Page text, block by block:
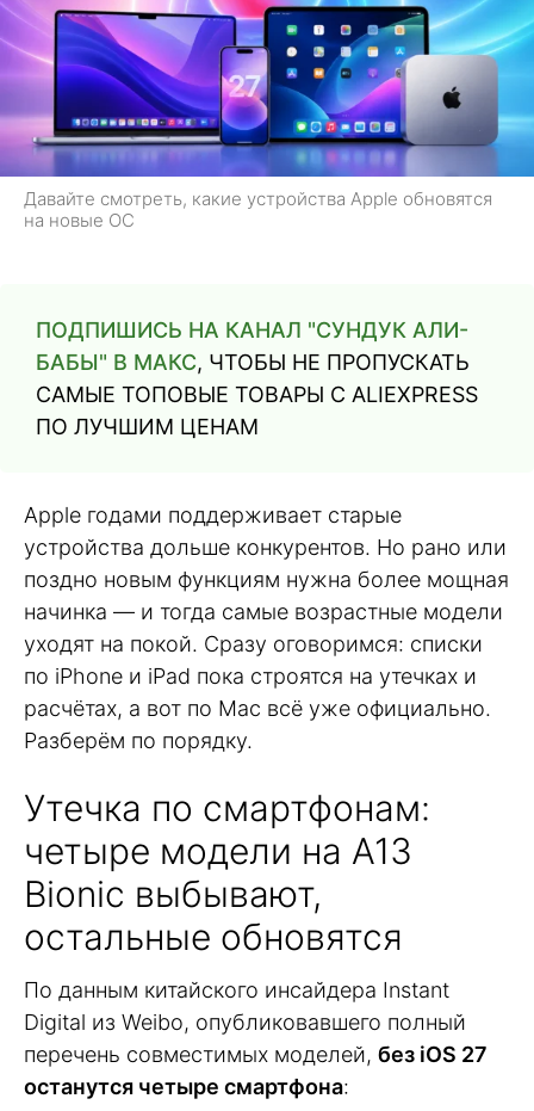
Давайте смотреть, какие устройства Apple обновятся
на новые ОС
ПОДПИШИСЬ НА КАНАЛ "СУНДУК АЛИ-
БАБЫ" В МАКС, ЧТОБЫ НЕ ПРОПУСКАТЬ
САМЫЕ ТОПОВЫЕ ТОВАРЫ С ALIEXPRESS
ПО ЛУЧШИМ ЦЕНАМ
Apple годами поддерживает старые
устройства дольше конкурентов. Но рано или
поздно новым функциям нужна более мощная
начинка — и тогда самые возрастные модели
уходят на покой. Сразу оговоримся: списки
по iPhone и iPad пока строятся на утечках и
расчётах, а вот по Mac всё уже официально.
Разберём по порядку.
Утечка по смартфонам:
четыре модели на A13
Bionic выбывают,
остальные обновятся
По данным китайского инсайдера Instant
Digital из Weibo, опубликовавшего полный
перечень совместимых моделей, без iOS 27
останутся четыре смартфона: